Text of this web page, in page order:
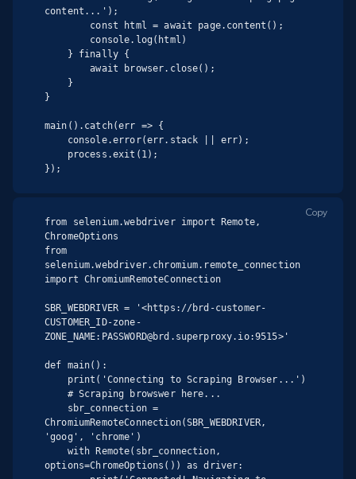
content...');
        await browser.close();
}
main().catch(err => {
});
from selenium.webdriver import Remote,
ChromeOptions
from
selenium.webdriver.chromium.remote_connection
import ChromiumRemoteConnection
SBR_WEBDRIVER = '<https://brd-customer-
CUSTOMER_ID-zone-
ZONE_NAME:PASSWORD@brd.superproxy.io:9515>'
def main():
ChromiumRemoteConnection(SBR_WEBDRIVER,
'goog', 'chrome')
options=ChromeOptions()) as driver:
Copy